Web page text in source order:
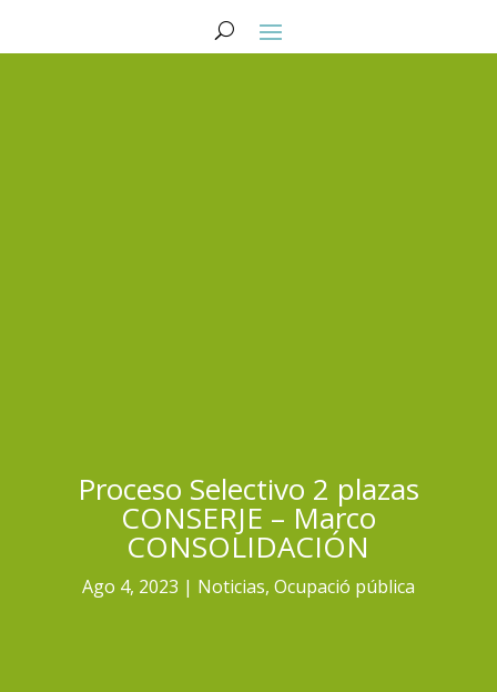
Proceso Selectivo 2 plazas
CONSERJE – Marco
CONSOLIDACIÓN
Ago 4, 2023 Noticias, Ocupació pública